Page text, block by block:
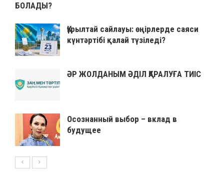
БОЛАДЫ?
Құрылтай сайлауы: өңірлерде саяси
күнтәртібі қалай түзіледі?
ӘР ЖОЛДАНЫМ ӘДІЛ ҚАРАЛУҒА ТИІС
Осознанный выбор – вклад в
будущее